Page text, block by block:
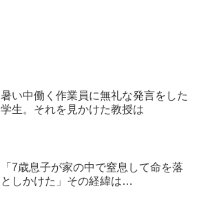
暑い中働く作業員に無礼な発言をした
学生。それを見かけた教授は
「7歳息子が家の中で窒息して命を落
としかけた」その経緯は…